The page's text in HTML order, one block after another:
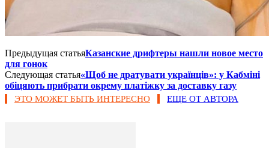
Предыдущая статья​Казанские дрифтеры нашли новое место
для гонок
Следующая статья«Щоб не дратувати українців»: у Кабміні
обіцяють прибрати окрему платіжку за доставку газу
ЭТО МОЖЕТ БЫТЬ ИНТЕРЕСНО ЕЩЕ ОТ АВТОРА